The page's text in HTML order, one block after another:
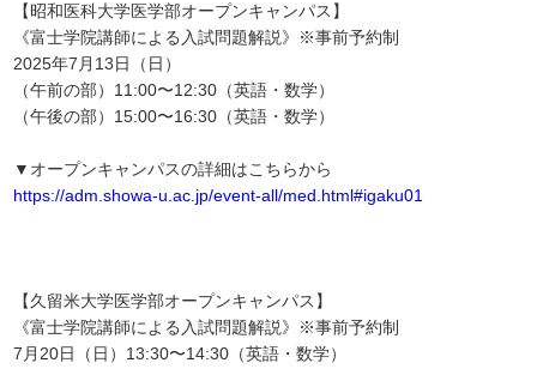
【昭和医科大学医学部オープンキャンパス】
《富士学院講師による入試問題解説》※事前予約制
2025年7月13日（日）
（午前の部）11:00〜12:30（英語・数学）
（午後の部）15:00〜16:30（英語・数学）
▼オープンキャンパスの詳細はこちらから
https://adm.showa-u.ac.jp/event-all/med.html#igaku01
【久留米大学医学部オープンキャンパス】
《富士学院講師による入試問題解説》※事前予約制
7月20日（日）13:30〜14:30（英語・数学）